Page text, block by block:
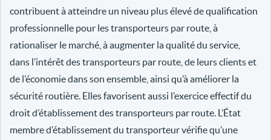
contribuent à atteindre un niveau plus élevé de qualification
professionnelle pour les transporteurs par route, à
rationaliser le marché, à augmenter la qualité du service,
dans l’intérêt des transporteurs par route, de leurs clients et
de l’économie dans son ensemble, ainsi qu’à améliorer la
sécurité routière. Elles favorisent aussi l’exercice effectif du
droit d’établissement des transporteurs par route. L’État
membre d’établissement du transporteur vérifie qu’une